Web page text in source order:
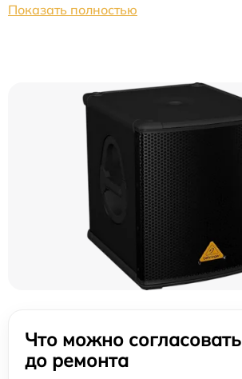
Показать полностью
Что можно согласовать
до ремонта